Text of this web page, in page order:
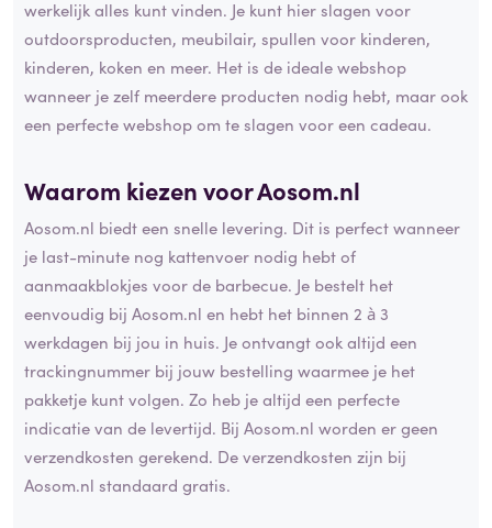
werkelijk alles kunt vinden. Je kunt hier slagen voor
outdoorsproducten, meubilair, spullen voor kinderen,
kinderen, koken en meer. Het is de ideale webshop
wanneer je zelf meerdere producten nodig hebt, maar ook
een perfecte webshop om te slagen voor een cadeau.
Waarom kiezen voor Aosom.nl
Aosom.nl biedt een snelle levering. Dit is perfect wanneer
je last-minute nog kattenvoer nodig hebt of
aanmaakblokjes voor de barbecue. Je bestelt het
eenvoudig bij Aosom.nl en hebt het binnen 2 à 3
werkdagen bij jou in huis. Je ontvangt ook altijd een
trackingnummer bij jouw bestelling waarmee je het
pakketje kunt volgen. Zo heb je altijd een perfecte
indicatie van de levertijd. Bij Aosom.nl worden er geen
verzendkosten gerekend. De verzendkosten zijn bij
Aosom.nl standaard gratis.